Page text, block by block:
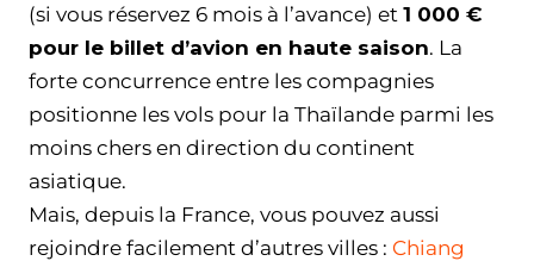
(si vous réservez 6 mois à l’avance) et 1 000 €
pour le billet d’avion en haute saison. La
forte concurrence entre les compagnies
positionne les vols pour la Thaïlande parmi les
moins chers en direction du continent
asiatique.
Mais, depuis la France, vous pouvez aussi
rejoindre facilement d’autres villes : Chiang